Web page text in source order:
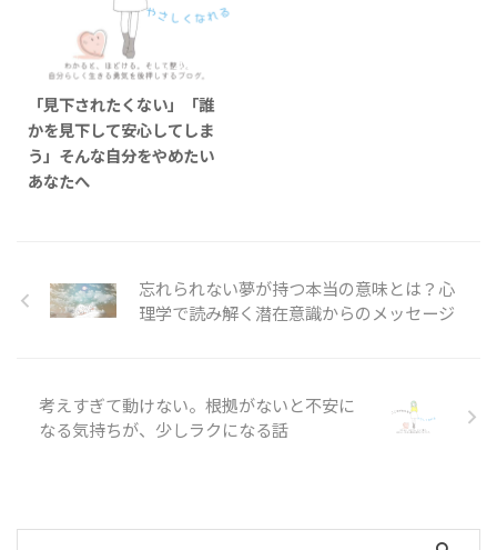
2025/11/4
「見下されたくない」「誰
かを見下して安心してしま
う」そんな自分をやめたい
あなたへ
忘れられない夢が持つ本当の意味とは？心
理学で読み解く潜在意識からのメッセージ
考えすぎて動けない。根拠がないと不安に
なる気持ちが、少しラクになる話